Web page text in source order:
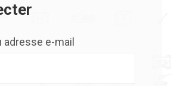
e-mail